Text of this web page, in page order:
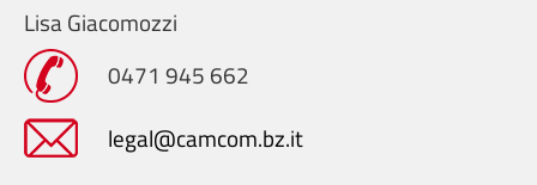
Lisa Giacomozzi
0471 945 662
legal@camcom.bz.it